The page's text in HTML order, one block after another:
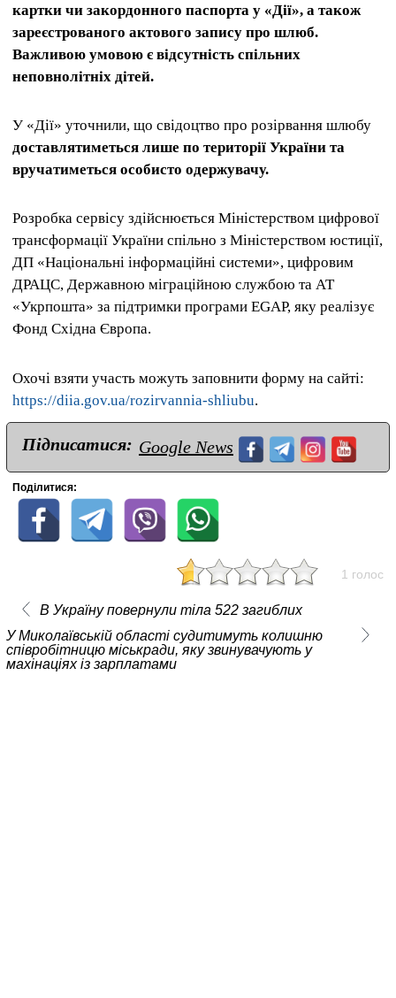
картки чи закордонного паспорта у «Дії», а також
зареєстрованого актового запису про шлюб.
Важливою умовою є відсутність спільних
неповнолітніх дітей.
У «Дії» уточнили, що свідоцтво про розірвання шлюбу
доставлятиметься лише по території України та
вручатиметься особисто одержувачу.
Розробка сервісу здійснюється Міністерством цифрової
трансформації України спільно з Міністерством юстиції,
ДП «Національні інформаційні системи», цифровим
ДРАЦС, Державною міграційною службою та АТ
«Укрпошта» за підтримки програми EGAP, яку реалізує
Фонд Східна Європа.
Охочі взяти участь можуть заповнити форму на сайті:
https://diia.gov.ua/rozirvannia-shliubu.
Підписатися: Google News
Поділитися:
1 голос
В Україну повернули тіла 522 загиблих
У Миколаївській області судитимуть колишню
співробітницю міськради, яку звинувачують у
махінаціях із зарплатами